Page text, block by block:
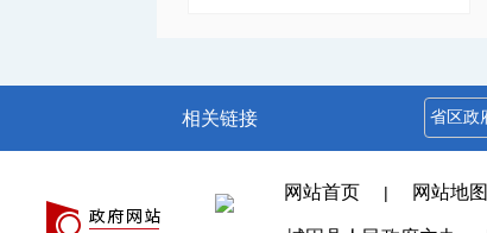
相关链接
网站首页 | 网站地图